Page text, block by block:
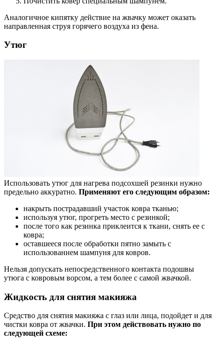
Аналогичное кипятку действие на жвачку может оказать
направленная струя горячего воздуха из фена.
Утюг
Использовать утюг для нагрева подсохшей резинки нужно
предельно аккуратно. Применяют его следующим образом:
накрыть пострадавший участок ковра тканью;
используя утюг, прогреть место с резинкой;
после того как резинка приклеится к ткани, снять ее с
ковра;
оставшееся после обработки пятно замыть с
использованием шампуня для ковров.
Нельзя допускать непосредственного контакта подошвы
утюга с ковровым ворсом, а тем более с самой жвачкой.
Жидкость для снятия макияжа
Средство для снятия макияжа с глаз или лица, подойдет и для
чистки ковра от жвачки. При этом действовать нужно по
следующей схеме: